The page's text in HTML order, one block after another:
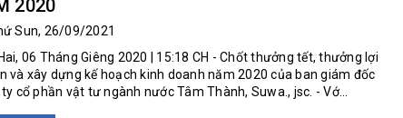
2020
Sun, 26/09/2021
06 Tháng Giêng 2020 | 15:18 CH - Chốt thưởng tết, thưởng lợi
và xây dựng kế hoạch kinh doanh năm 2020 của ban giám đốc
cổ phần vật tư ngành nước Tâm Thành, Suwa., jsc. - Vớ...